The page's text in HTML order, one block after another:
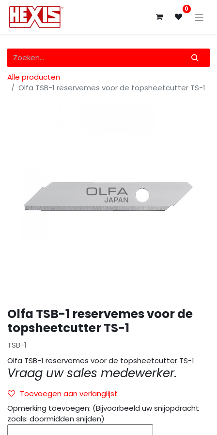
0
Alle producten
Olfa TSB-1 reservemes voor de topsheetcutter TS-1
Olfa TSB-1 reservemes voor de
topsheetcutter TS-1
TSB-1
Olfa TSB-1 reservemes voor de topsheetcutter TS-1
Vraag uw sales medewerker.
Toevoegen aan verlanglijst
Opmerking toevoegen: (Bijvoorbeeld uw snijopdracht
zoals: doormidden snijden)